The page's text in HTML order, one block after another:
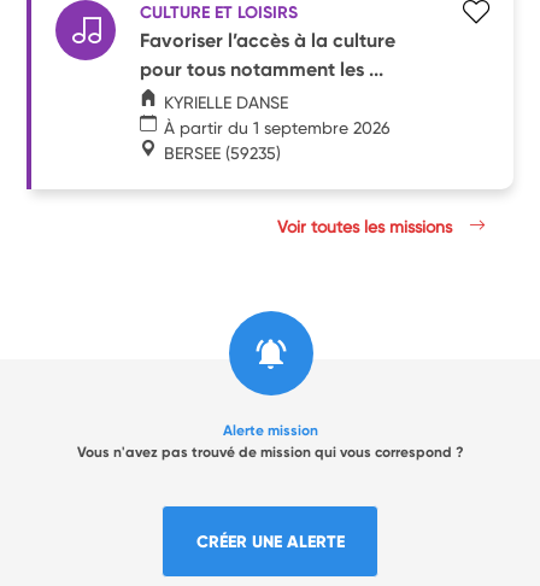
CULTURE ET LOISIRS
Favoriser l’accès à la culture
pour tous notamment les ...
KYRIELLE DANSE
À partir du 1 septembre 2026
BERSEE (59235)
Voir toutes les missions
Alerte mission
Vous n'avez pas trouvé de mission qui vous correspond ?
CRÉER UNE ALERTE